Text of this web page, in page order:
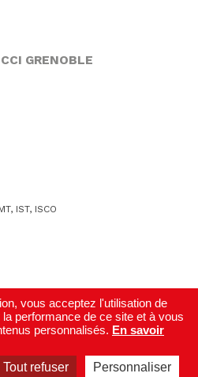
GRENOBLE
IST, ISCO
vous acceptez l'utilisation de
performance de ce site et à vous
personnalisés. En savoir
Tout refuser Personnaliser